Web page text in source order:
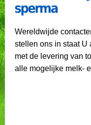
Wereldwijde
stellen ons in staat U
met de levering van
alle mogelijke melk-